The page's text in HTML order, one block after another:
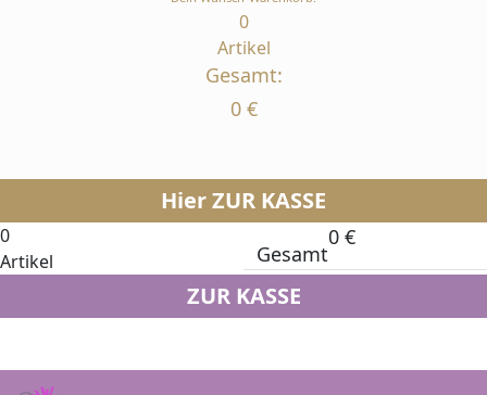
0
Artikel
Gesamt:
0 €
Hier ZUR KASSE
0
Artikel
Gesamt
0 €
ZUR KASSE